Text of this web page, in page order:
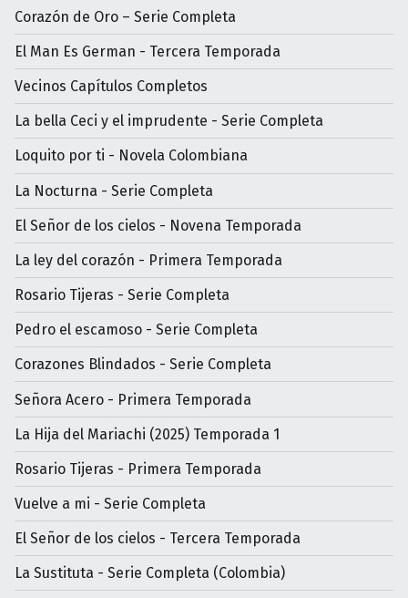
Corazón de Oro – Serie Completa
El Man Es German - Tercera Temporada
Vecinos Capítulos Completos
La bella Ceci y el imprudente - Serie Completa
Loquito por ti - Novela Colombiana
La Nocturna - Serie Completa
El Señor de los cielos - Novena Temporada
La ley del corazón - Primera Temporada
Rosario Tijeras - Serie Completa
Pedro el escamoso - Serie Completa
Corazones Blindados - Serie Completa
Señora Acero - Primera Temporada
La Hija del Mariachi (2025) Temporada 1
Rosario Tijeras - Primera Temporada
Vuelve a mi - Serie Completa
El Señor de los cielos - Tercera Temporada
La Sustituta - Serie Completa (Colombia)